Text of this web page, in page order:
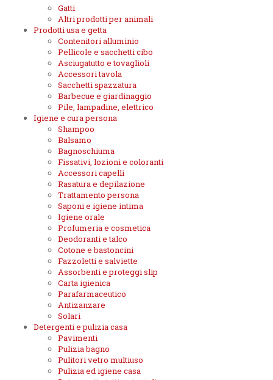
Gatti
Altri prodotti per animali
Prodotti usa e getta
Contenitori alluminio
Pellicole e sacchetti cibo
Asciugatutto e tovaglioli
Accessori tavola
Sacchetti spazzatura
Barbecue e giardinaggio
Pile, lampadine, elettrico
Igiene e cura persona
Shampoo
Balsamo
Bagnoschiuma
Fissativi, lozioni e coloranti
Accessori capelli
Rasatura e depilazione
Trattamento persona
Saponi e igiene intima
Igiene orale
Profumeria e cosmetica
Deodoranti e talco
Cotone e bastoncini
Fazzoletti e salviette
Assorbenti e proteggi slip
Carta igienica
Parafarmaceutico
Antizanzare
Solari
Detergenti e pulizia casa
Pavimenti
Pulizia bagno
Pulitori vetro multiuso
Pulizia ed igiene casa